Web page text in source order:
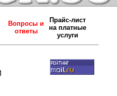
Вопросы и
ответы
Прайс-лист
на платные
услуги